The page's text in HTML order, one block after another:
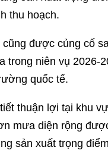
thu hoạch.
được củng cố
trong niên vụ 2026-
quốc tế.
thuận lợi tại khu
mưa diện rộng
sản xuất trọng